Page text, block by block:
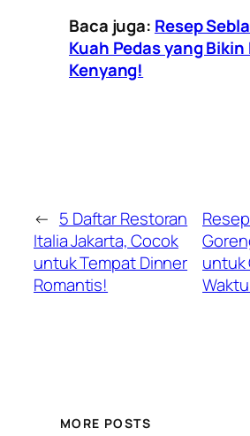
Baca juga: Resep
Kuah Pedas yang
Kenyang!
← 5 Daftar Restoran
Italia Jakarta, Cocok
untuk Tempat Dinner
Romantis!
untuk
MORE POSTS